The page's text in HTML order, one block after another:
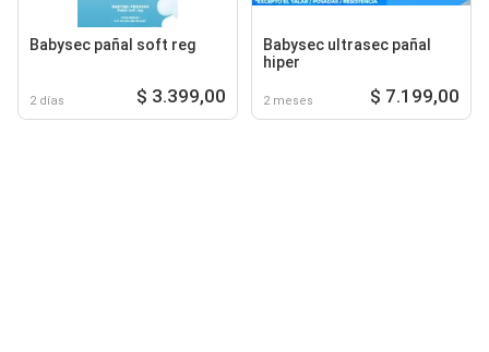
Babysec pañal soft reg
2 días $ 3.399,00
Babysec ultrasec pañal
hiper
2 meses $ 7.199,00